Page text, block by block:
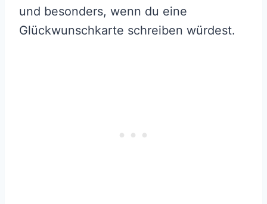
und besonders, wenn du eine
Glückwunschkarte schreiben würdest.